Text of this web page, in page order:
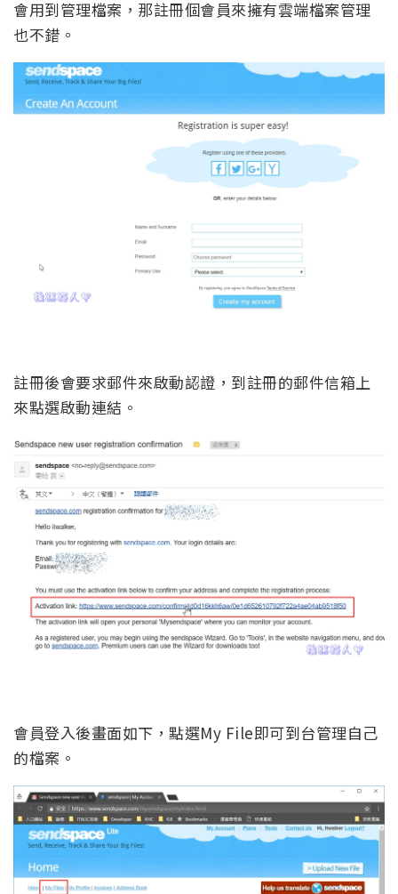
會用到管理檔案，那註冊個會員來擁有雲端檔案管理
也不錯。
註冊後會要求郵件來啟動認證，到註冊的郵件信箱上
來點選啟動連結。
會員登入後畫面如下，點選My File即可到台管理自己
的檔案。